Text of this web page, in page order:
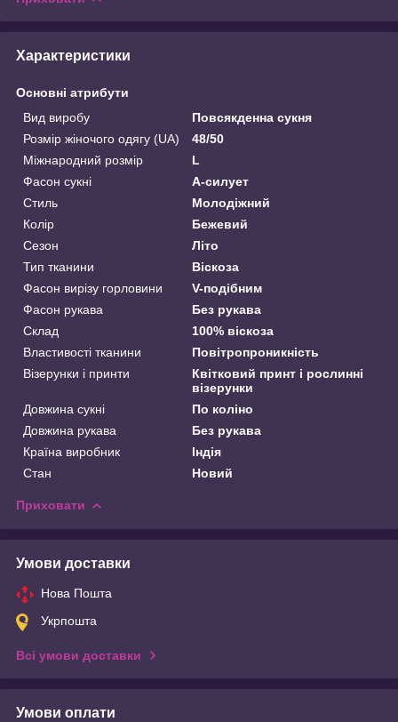
Характеристики
Основні атрибути
Вид виробу
Повсякденна сукня
Розмір жіночого одягу (UA)
48/50
Міжнародний розмір
L
Фасон сукні
А-силует
Стиль
Молодіжний
Колір
Бежевий
Сезон
Літо
Тип тканини
Віскоза
Фасон вирізу горловини
V-подібним
Фасон рукава
Без рукава
Склад
100% віскоза
Властивості тканини
Повітропроникність
Візерунки і принти
Квітковий принт і рослинні
візерунки
Довжина сукні
По коліно
Довжина рукава
Без рукава
Країна виробник
Індія
Стан
Новий
Приховати
Умови доставки
Нова Пошта
Укрпошта
Всі умови доставки
Умови оплати